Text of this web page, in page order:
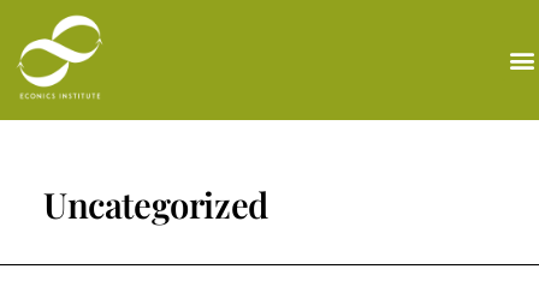
springen
Uncategorized